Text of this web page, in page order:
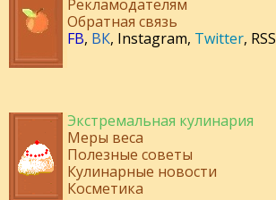
Рекламодателям
Обратная связь
FB, ВК, Instagram, Twitter, RSS
Экстремальная кулинария
Меры веса
Полезные советы
Кулинарные новости
Косметика